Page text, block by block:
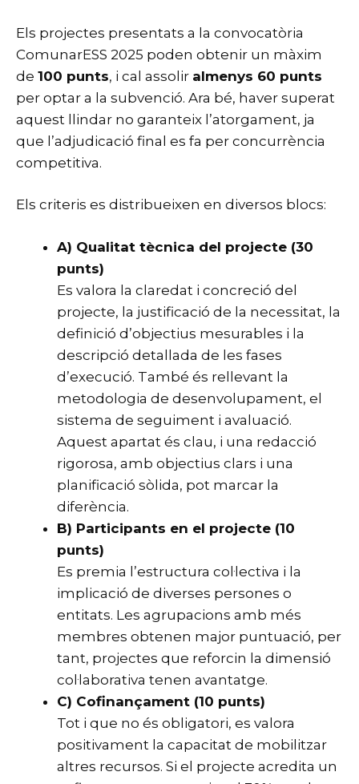
Els projectes presentats a la convocatòria
ComunarESS 2025 poden obtenir un màxim
de 100 punts, i cal assolir almenys 60 punts
per optar a la subvenció. Ara bé, haver superat
aquest llindar no garanteix l’atorgament, ja
que l’adjudicació final es fa per concurrència
competitiva.
Els criteris es distribueixen en diversos blocs:
A) Qualitat tècnica del projecte (30
punts)
Es valora la claredat i concreció del
projecte, la justificació de la necessitat, la
definició d’objectius mesurables i la
descripció detallada de les fases
d’execució. També és rellevant la
metodologia de desenvolupament, el
sistema de seguiment i avaluació.
Aquest apartat és clau, i una redacció
rigorosa, amb objectius clars i una
planificació sòlida, pot marcar la
diferència.
B) Participants en el projecte (10
punts)
Es premia l’estructura col·lectiva i la
implicació de diverses persones o
entitats. Les agrupacions amb més
membres obtenen major puntuació, per
tant, projectes que reforcin la dimensió
col·laborativa tenen avantatge.
C) Cofinançament (10 punts)
Tot i que no és obligatori, es valora
positivament la capacitat de mobilitzar
altres recursos. Si el projecte acredita un